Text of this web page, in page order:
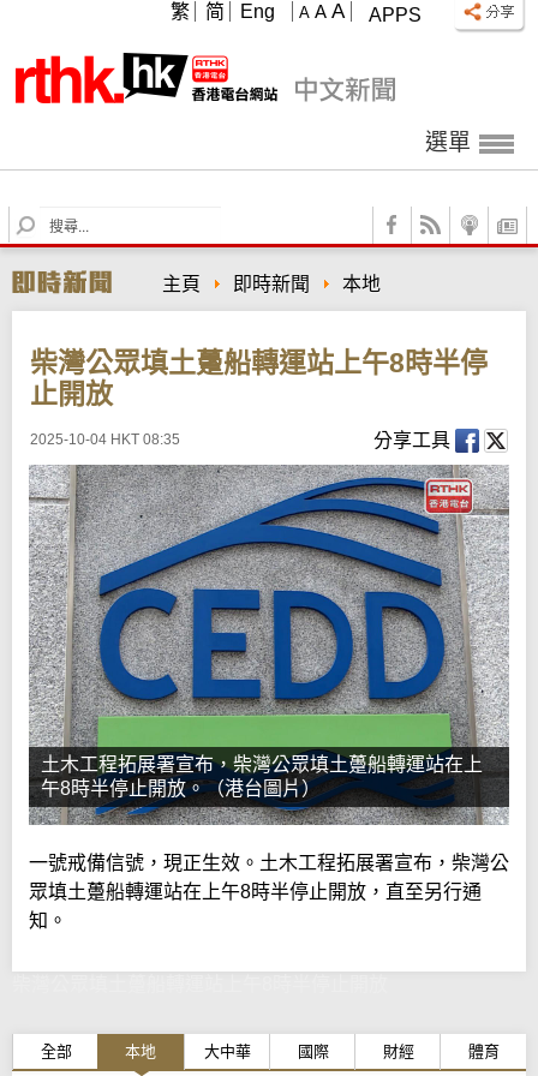
APPS
A A A
繁 简 Eng
選單
S
e
r
c
主頁 即時新聞 本地
柴灣公眾填土躉船轉運站上午8時半停
止開放
2025-10-04 HKT 08:35 分享工具
土木工程拓展署宣布，柴灣公眾填土躉船轉運站在上
午8時半停止開放。（港台圖片）
一號戒備信號，現正生效。土木工程拓展署宣布，柴灣公
眾填土躉船轉運站在上午8時半停止開放，直至另行通
知。
全部 本地 大中華 國際 財經 體育